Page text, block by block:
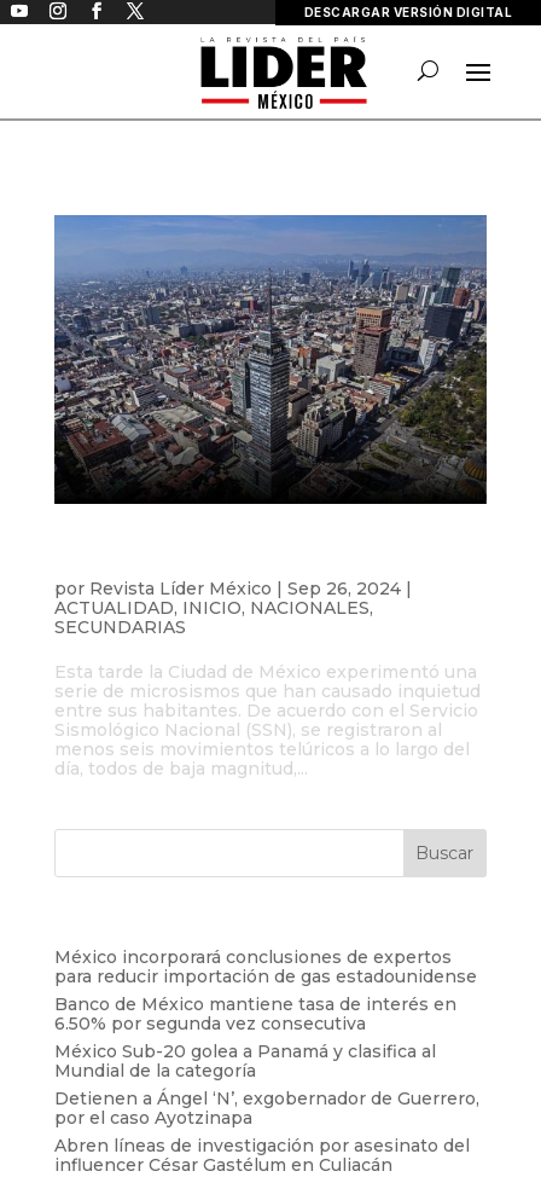
DESCARGAR VERSIÓN DIGITAL
por Revista Líder México | Sep 26, 2024|
ACTUALIDAD, INICIO, NACIONALES,
SECUNDARIAS
Esta tarde la Ciudad de México experimentó una
serie de microsismos que han causado inquietud
entre sus habitantes. De acuerdo con el Servicio
Sismológico Nacional (SSN), se registraron al
menos seis movimientos telúricos a lo largo del
día, todos de baja magnitud,...
México incorporará conclusiones de expertos
para reducir importación de gas estadounidense
Banco de México mantiene tasa de interés en
6.50% por segunda vez consecutiva
México Sub-20 golea a Panamá y clasifica al
Mundial de la categoría
Detienen a Ángel ‘N’, exgobernador de Guerrero,
por el caso Ayotzinapa
Abren líneas de investigación por asesinato del
influencer César Gastélum en Culiacán